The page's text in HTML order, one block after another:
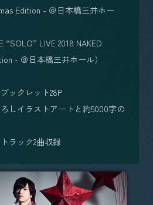
Edition - ＠日本橋三井ホー
“SOLO” LIVE 2018 NAKED
- ＠日本橋三井ホール）
ックレット28P
しイラストアートと約5000字の
ラック2曲収録